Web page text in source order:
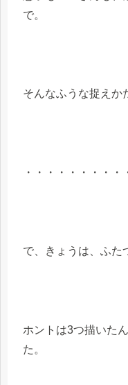
で。
そんなふうな捉えか
・・・・・・・・・
で、きょうは、ふた
ホントは3つ描いた
た。